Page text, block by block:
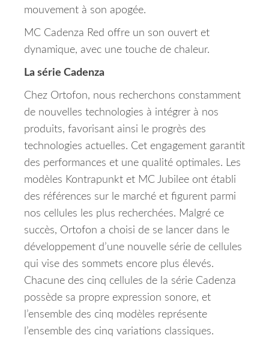
mouvement à son apogée.
MC Cadenza Red offre un son ouvert et
dynamique, avec une touche de chaleur.
La série Cadenza
Chez Ortofon, nous recherchons constamment
de nouvelles technologies à intégrer à nos
produits, favorisant ainsi le progrès des
technologies actuelles. Cet engagement garantit
des performances et une qualité optimales. Les
modèles Kontrapunkt et MC Jubilee ont établi
des références sur le marché et figurent parmi
nos cellules les plus recherchées. Malgré ce
succès, Ortofon a choisi de se lancer dans le
développement d’une nouvelle série de cellules
qui vise des sommets encore plus élevés.
Chacune des cinq cellules de la série Cadenza
possède sa propre expression sonore, et
l’ensemble des cinq modèles représente
l’ensemble des cinq variations classiques.